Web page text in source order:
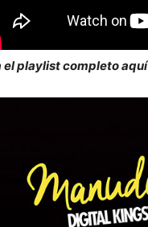
el playlist completo aquí